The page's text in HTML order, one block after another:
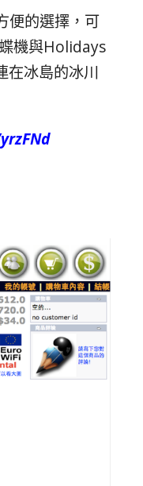
便的選擇，可
機與Holidays
在冰島的冰川